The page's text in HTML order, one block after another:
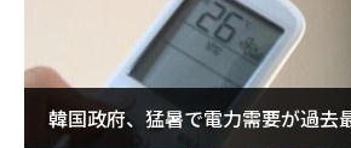
韓国政府、猛暑で電力需要が過去